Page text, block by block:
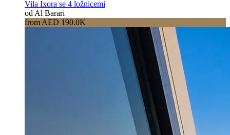
Vila Ixora se 4 ložnicemi
od Al Barari
from AED 190.0K